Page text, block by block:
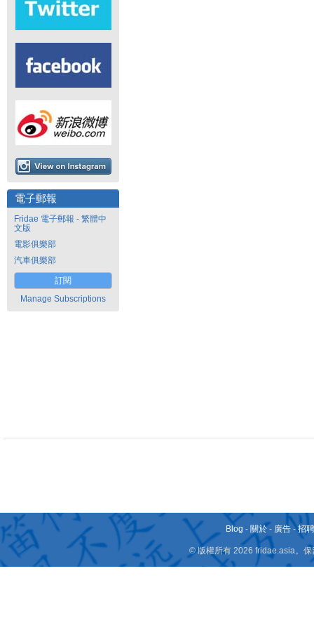
電子郵報
Fridae 電子郵報 - 繁體中
文版
電影俱樂部
汽車俱樂部
訂閱
Manage Subscriptions
Blog - 關於 - 廣告 -招
© 版權所有 2026 fridae.asia。